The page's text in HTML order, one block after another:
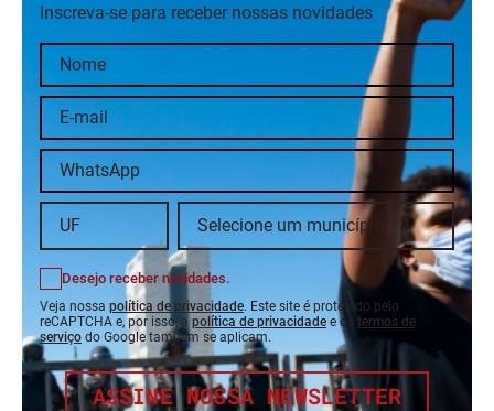
Inscreva-se para receber nossas novidades
Desejo receber novidades.
Veja nossa política de privacidade. Este site é protegido pelo
reCAPTCHA e, por isso, a política de privacidade e os termos de
serviço do Google também se aplicam.
ASSINE NOSSA NEWSLETTER